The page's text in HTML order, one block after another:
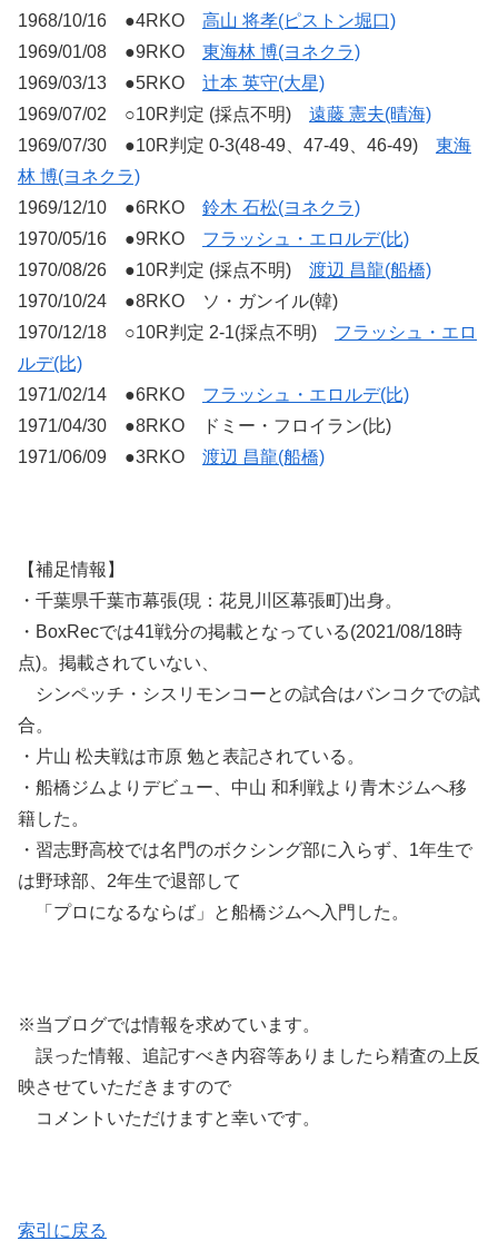
1968/10/16 ●4RKO 高山 将孝(ピストン堀口)
1969/01/08 ●9RKO 東海林 博(ヨネクラ)
1969/03/13 ●5RKO 辻本 英守(大星)
1969/07/02 ○10R判定 (採点不明) 遠藤 憲夫(晴海)
1969/07/30 ●10R判定 0-3(48-49、47-49、46-49) 東海
林 博(ヨネクラ)
1969/12/10 ●6RKO 鈴木 石松(ヨネクラ)
1970/05/16 ●9RKO フラッシュ・エロルデ(比)
1970/08/26 ●10R判定 (採点不明) 渡辺 昌龍(船橋)
1970/10/24 ●8RKO ソ・ガンイル(韓)
1970/12/18 ○10R判定 2-1(採点不明) フラッシュ・エロ
ルデ(比)
1971/02/14 ●6RKO フラッシュ・エロルデ(比)
1971/04/30 ●8RKO ドミー・フロイラン(比)
1971/06/09 ●3RKO 渡辺 昌龍(船橋)
【補足情報】
・千葉県千葉市幕張(現：花見川区幕張町)出身。
・BoxRecでは41戦分の掲載となっている(2021/08/18時
点)。掲載されていない、
シンペッチ・シスリモンコーとの試合はバンコクでの試
合。
・片山 松夫戦は市原 勉と表記されている。
・船橋ジムよりデビュー、中山 和利戦より青木ジムへ移
籍した。
・ 習志野高校では名門のボクシング部に入らず、1年生で
は野球部、2年生で退部して
「プロになるならば」と船橋ジムへ入門した。
※当ブログでは情報を求めています。
誤った情報、追記すべき内容等ありましたら精査の上反
映させていただきますので
コメントいただけますと幸いです。
索引に戻る